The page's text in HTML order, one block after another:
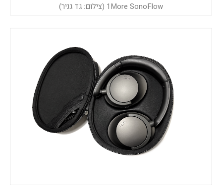
1More SonoFlow (צילום: גד גניר)